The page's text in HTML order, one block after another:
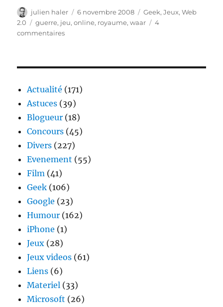
Auteur
julien haler
Publié
le
6 novembre 2008 Catégories
Geek,Jeux,Web
2.0
Étiquettes
guerre, jeu,online, royaume,waar
4
commentairessur
petit
jeu
du
web
Actualité (171)
Astuces (39)
Blogueur (18)
Concours (45)
Divers (227)
Evenement (55)
Film (41)
Geek (106)
Google (23)
Humour (162)
iPhone (1)
Jeux (28)
Jeux videos (61)
Liens (6)
Materiel (33)
Microsoft (26)